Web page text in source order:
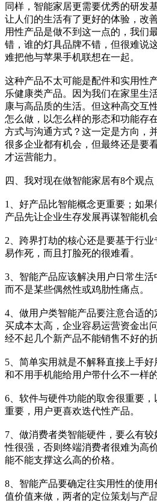
同样，智能家居更需要优秀的研发
让人们的生活有了更好的体验，改
用性产品是做不到这一点的，我们
错，谁的灯具品牌不错，但很难说
难把他与苹果手机联想在一起。
这种产品不太可能是配件和实用性
乐健康类产品。因为我们在家里生
康与高品质的生活。但这种高交互
怎么做，以怎么样的形态和功能存
方式与沟通方式？这一定是方向，
很多企业都有机会，但最终还是要
才运营能力。
四、我对现在做智能家居有8个观点
1、好产品比智能概念更重要；如
产品先让企业生存发展再谋智能机会
2、跨界打劫的核心还是要基于行
易作死，而且打脸死的很难看。
3、智能产品应该解决用户日常生活
而不是某些偶然性或鸡肋性痛点。
4、做用户类智能产品要注意合适
买成本太高，企业容易运营资金出
经不起几个新产品不能销售不好的折
5、简单实用就是不解释直接上手
和不用手机能给用户带什么不一样
6、软件与硬件功能的取舍很重要
重要，用户更喜欢迭代性产品。
7、做消费者类智能硬件，要么有
性很强，否则终端消费者很难为高
能不能支撑这么高的价格。
8、智能产品要确定往实用性的使
值价值来做，两者的定位策划与产